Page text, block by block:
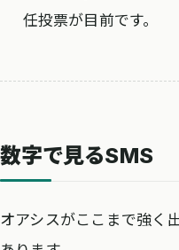
任投票が目前です。
数字で見るSMS
オアシスがここまで強く